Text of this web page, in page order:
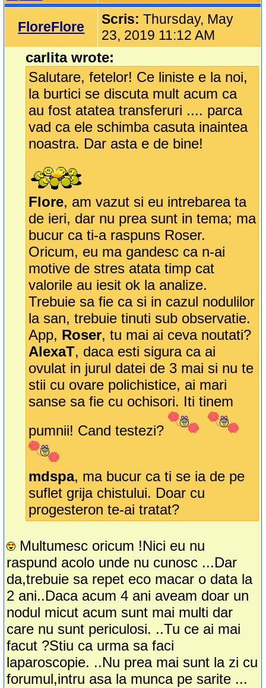
FloreFlore Scris:Thursday, May
23, 2019 11:12 AM
carlita wrote:
Salutare, fetelor! Ce liniste e la noi,
la burtici se discuta mult acum ca
au fost atatea transferuri .... parca
vad ca ele schimba casuta inaintea
noastra. Dar asta e de bine!
Flore, am vazut si eu intrebarea ta
de ieri, dar nu prea sunt in tema; ma
bucur ca ti-a raspuns Roser.
Oricum, eu ma gandesc ca n-ai
motive de stres atata timp cat
valorile au iesit ok la analize.
Trebuie sa fie ca si in cazul nodulilor
la san, trebuie tinuti sub observatie.
App, Roser, tu mai ai ceva noutati?
AlexaT, daca esti sigura ca ai
ovulat in jurul datei de 3 mai si nu te
stii cu ovare polichistice, ai mari
sanse sa fie cu ochisori. Iti tinem
pumnii! Cand testezi?
mdspa, ma bucur ca ti se ia de pe
suflet grija chistului. Doar cu
progesteron te-ai tratat?
Multumesc oricum !Nici eu nu
raspund acolo unde nu cunosc ...Dar
da,trebuie sa repet eco macar o data la
2 ani..Daca acum 4 ani aveam doar un
nodul micut acum sunt mai multi dar
care nu sunt periculosi. ..Tu ce ai mai
facut ?Stiu ca urma sa faci
laparoscopie. ..Nu prea mai sunt la zi cu
forumul,intru asa la munca pe sarite ...